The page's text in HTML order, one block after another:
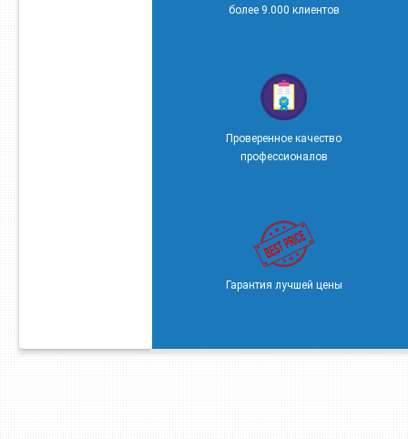
более 9.000 клиентов
Проверенное качество
профессионалов
Гарантия лучшей цены